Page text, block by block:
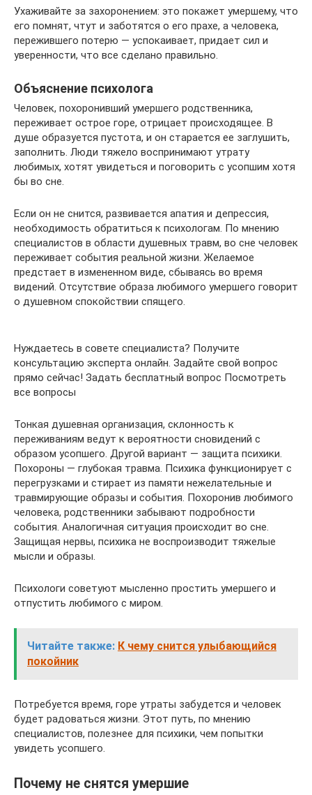
Ухаживайте за захоронением: это покажет умершему, что
его помнят, чтут и заботятся о его прахе, а человека,
пережившего потерю — успокаивает, придает сил и
уверенности, что все сделано правильно.
Объяснение психолога
Человек, похоронивший умершего родственника,
переживает острое горе, отрицает происходящее. В
душе образуется пустота, и он старается ее заглушить,
заполнить. Люди тяжело воспринимают утрату
любимых, хотят увидеться и поговорить с усопшим хотя
бы во сне.
Если он не снится, развивается апатия и депрессия,
необходимость обратиться к психологам. По мнению
специалистов в области душевных травм, во сне человек
переживает события реальной жизни. Желаемое
предстает в измененном виде, сбываясь во время
видений. Отсутствие образа любимого умершего говорит
о душевном спокойствии спящего.
Нуждаетесь в совете специалиста? Получите
консультацию эксперта онлайн. Задайте свой вопрос
прямо сейчас! Задать бесплатный вопрос Посмотреть
все вопросы
Тонкая душевная организация, склонность к
переживаниям ведут к вероятности сновидений с
образом усопшего. Другой вариант — защита психики.
Похороны — глубокая травма. Психика функционирует с
перегрузками и стирает из памяти нежелательные и
травмирующие образы и события. Похоронив любимого
человека, родственники забывают подробности
события. Аналогичная ситуация происходит во сне.
Защищая нервы, психика не воспроизводит тяжелые
мысли и образы.
Психологи советуют мысленно простить умершего и
отпустить любимого с миром.
Читайте также: К чему снится улыбающийся
покойник
Потребуется время, горе утраты забудется и человек
будет радоваться жизни. Этот путь, по мнению
специалистов, полезнее для психики, чем попытки
увидеть усопшего.
Почему не снятся умершие